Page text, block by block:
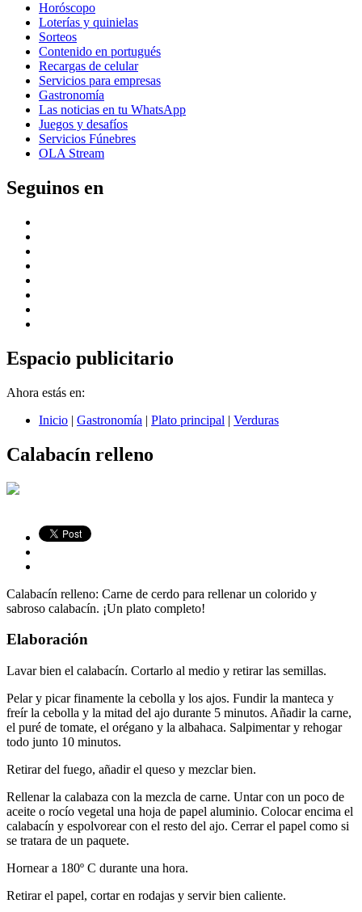
Horóscopo
Loterías y quinielas
Sorteos
Contenido en portugués
Recargas de celular
Servicios para empresas
Gastronomía
Las noticias en tu WhatsApp
Juegos y desafíos
Servicios Fúnebres
OLA Stream
Seguinos en
Espacio publicitario
Ahora estás en:
Inicio | Gastronomía | Plato principal | Verduras
Calabacín relleno
Calabacín relleno: Carne de cerdo para rellenar un colorido y
sabroso calabacín. ¡Un plato completo!
Elaboración
Lavar bien el calabacín. Cortarlo al medio y retirar las semillas.
Pelar y picar finamente la cebolla y los ajos. Fundir la manteca y
freír la cebolla y la mitad del ajo durante 5 minutos. Añadir la carne,
el puré de tomate, el orégano y la albahaca. Salpimentar y rehogar
todo junto 10 minutos.
Retirar del fuego, añadir el queso y mezclar bien.
Rellenar la calabaza con la mezcla de carne. Untar con un poco de
aceite o rocío vegetal una hoja de papel aluminio. Colocar encima el
calabacín y espolvorear con el resto del ajo. Cerrar el papel como si
se tratara de un paquete.
Hornear a 180º C durante una hora.
Retirar el papel, cortar en rodajas y servir bien caliente.